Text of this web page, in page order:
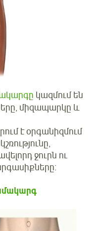
կազմում են
միզապարկը և
է օրգանիզմում
ջուրն ու